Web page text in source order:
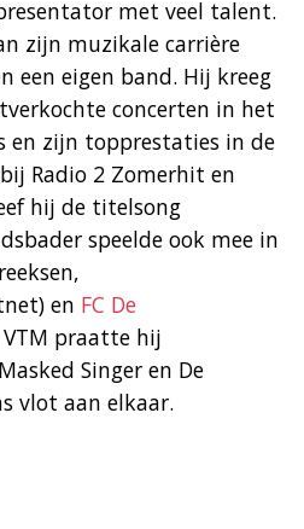
met veel talent.
zijn muzikale carrière
een eigen band. Hij kreeg
concerten in het
en zijn topprestaties in de
Radio 2 Zomerhit en
hij de titelsong
speelde ook mee in
en FC De
VTM praatte hij
Singer en De
vlot aan elkaar.